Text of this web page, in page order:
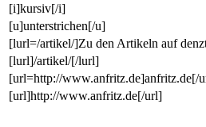
[i]kursiv[/i]
[u]unterstrichen[/u]
[lurl=/artikel/]Zu den Artikeln auf
[lurl]/artikel/[/lurl]
[url=http://www.anfritz.de]anfritz.de[/
[url]http://www.anfritz.de[/url]